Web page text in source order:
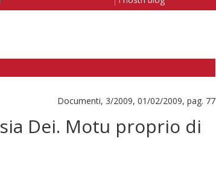
Documenti, 3/2009, 01/02/2009, pag. 77
Dei. Motu proprio di